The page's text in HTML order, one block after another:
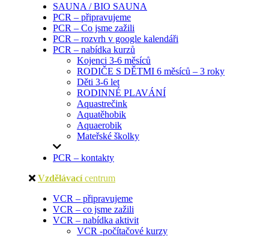
SAUNA / BIO SAUNA
PCR – připravujeme
PCR – Co jsme zažili
PCR – rozvrh v google kalendáři
PCR – nabídka kurzů
Kojenci 3-6 měsíců
RODIČE S DĚTMI 6 měsíců – 3 roky
Děti 3-6 let
RODINNÉ PLAVÁNÍ
Aquastrečink
Aquatěhobik
Aquaerobik
Mateřské školky
PCR – kontakty
Vzdělávací centrum
VCR – připravujeme
VCR – co jsme zažili
VCR – nabídka aktivit
VCR -počítačové kurzy